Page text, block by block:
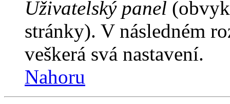
Uživatelský panel
stránky). V následném
veškerá svá nastavení.
Nahoru